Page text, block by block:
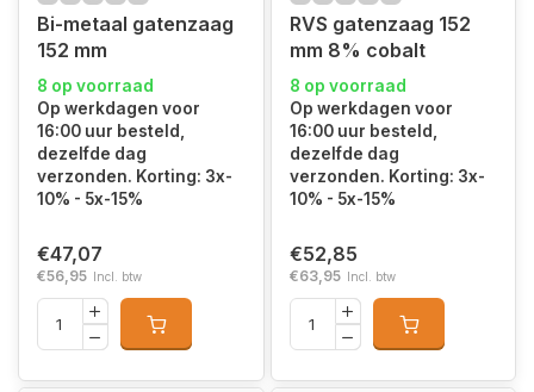
Bi-metaal gatenzaag
152 mm
8 op voorraad
Op werkdagen voor
16:00 uur besteld,
dezelfde dag
verzonden. Korting: 3x-
10% - 5x-15%
€47,07
€56,95 Incl. btw
RVS gatenzaag 152
mm 8% cobalt
8 op voorraad
Op werkdagen voor
16:00 uur besteld,
dezelfde dag
verzonden. Korting: 3x-
10% - 5x-15%
€52,85
€63,95 Incl. btw